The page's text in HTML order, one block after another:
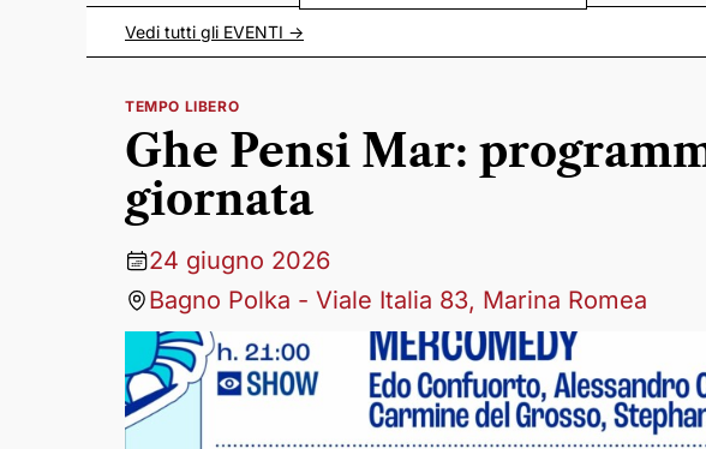
Vedi tutti gli EVENTI ->
TEMPO LIBERO
Ghe Pensi Mar:
giornata
24 giugno 2026
Bagno Polka - Viale Italia 83, Marina Romea